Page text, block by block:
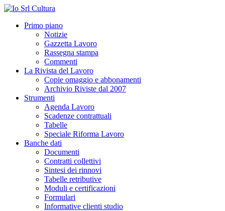
Primo piano
Notizie
Gazzetta Lavoro
Rassegna stampa
Commenti
La Rivista del Lavoro
Copie omaggio e abbonamenti
Archivio Riviste dal 2007
Strumenti
Agenda Lavoro
Scadenze contrattuali
Tabelle
Speciale Riforma Lavoro
Banche dati
Documenti
Contratti collettivi
Sintesi dei rinnovi
Tabelle retributive
Moduli e certificazioni
Formulari
Informative clienti studio